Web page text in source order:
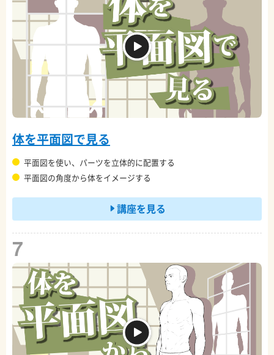
体を平面図で見る
平面図を使い、パーツを立体的に配置する
平面図の角度から体をイメージする
講座を見る
7